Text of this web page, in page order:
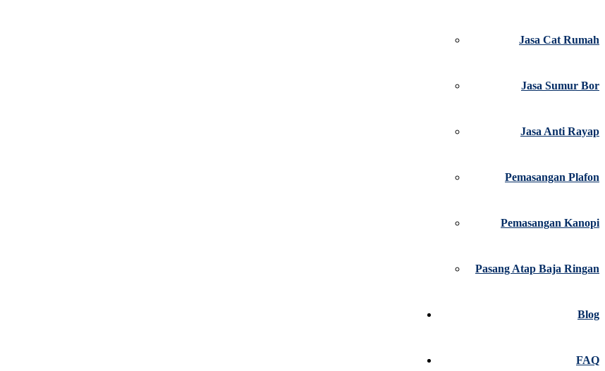
Jasa Cat Rumah
Jasa Sumur Bor
Jasa Anti Rayap
Pemasangan Plafon
Pemasangan Kanopi
Pasang Atap Baja Ringan
Blog
FAQ